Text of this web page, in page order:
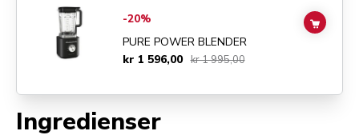
Ingredienser
Go toPure Power Blender
-20%
PURE POWER BLENDER
kr 1 596,00 kr 1 995,00
ADD